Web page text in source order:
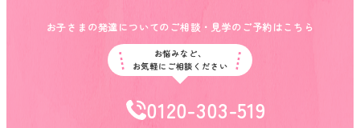
お子さまの発達についてのご相談・見学のご予約はこちら
0120-303-519
お悩みなど、
お気軽にご相談ください